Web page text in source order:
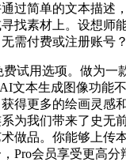
过简单的文本描述
找素材上。设想师
需付费或注册账号？
试用选项。做为一
文本生成图像功能
得更多的绘画灵感
为我们带来了史无
做品。你能够上传
Pro会员享受更高